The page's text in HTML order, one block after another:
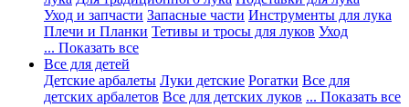
Уход и запчасти Запасные части Инструменты для лука
Плечи и Планки Тетивы и тросы для луков Уход
... Показать все
Все для детей
Детские арбалеты Луки детские Рогатки Все для
детских арбалетов Все для детских луков ... Показать все